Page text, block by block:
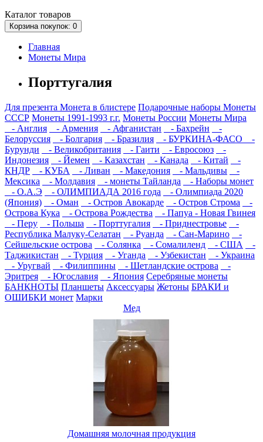
Каталог товаров
Корзинапокупок: 0
Главная
Монеты Мира
Порттугалия
Для презента Монета в блистере Подарочные наборы Монеты
СССР Монеты 1991-1993 г.г. Монеты России Монеты Мира
- Англия
- Армения - Афганистан - Бахрейн
-
Белоруссия
- Болгария - Бразилия - БУРКИНА-ФАСО
-
Бурунди
- Великобритания - Гаити - Евросоюз
-
Индонезия
- Йемен - Казахстан - Канада - Китай
-
КНДР
- КУБА - Ливан - Македония - Мальдивы
-
Мексика
- Молдавия - монеты Тайланда
- Наборы монет
- О.А.Э
- ОЛИМПИАДА 2016 года
- Олимпиада 2020
(Япония)
- Оман - Остров Авокарде - Остров Строма
-
Острова Кука
- Острова Рождества
- Папуа - Новая Гвинея
- Перу
- Польша - Порттугалия - Приднестровье
-
Республика Малуку-Селатан
- Руанда - Сан-Марино
-
Сейшельские острова
- Солянка - Сомалиленд - США
-
Таджикистан
- Турция - Уганда - Узбекистан
- Украина
- Уругвай
- Филиппины - Шетландские острова
-
Эритрея
- Югославия - Япония Серебряные монеты
БАНКНОТЫ Планшеты Аксессуары Жетоны БРАКИ и
ОШИБКИ монет Марки
Мед
Домашняя молочная продукция